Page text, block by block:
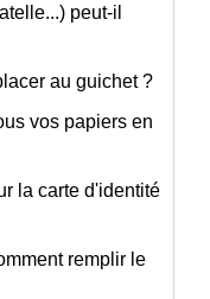
peut-il
au guichet ?
vos papiers en
la carte d'identité
remplir le